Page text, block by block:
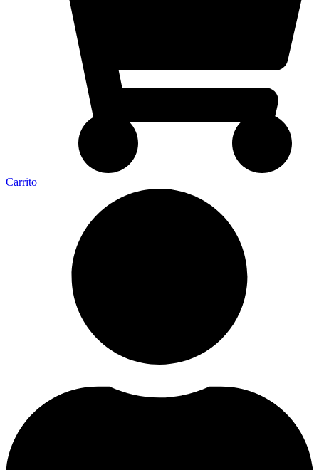
Carrito